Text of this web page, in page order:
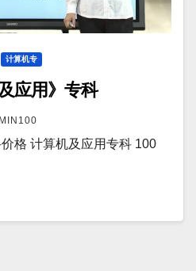
计算机专
应用》专科
格 计算机及应用专科 100